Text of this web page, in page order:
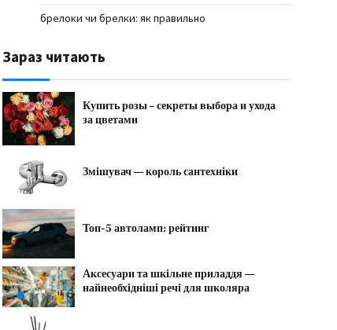
брелоки чи брелки: як правильно
Зараз читають
Купить розы – секреты выбора и ухода
за цветами
Змішувач — король сантехніки
Топ-5 автоламп: рейтинг
Аксесуари та шкільне приладдя —
найнеобхідніші речі для школяра